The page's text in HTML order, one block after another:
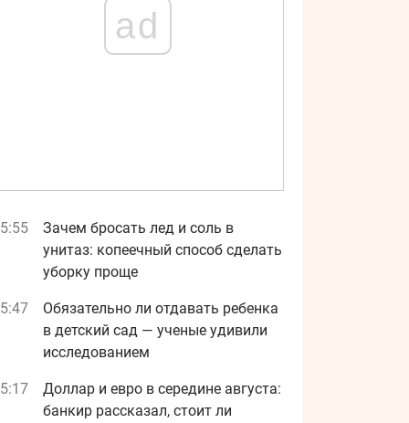
ad
Зачем бросать лед и соль в
унитаз: копеечный способ сделать
уборку проще
Обязательно ли отдавать ребенка
в детский сад — ученые удивили
исследованием
Доллар и евро в середине августа:
банкир рассказал, стоит ли